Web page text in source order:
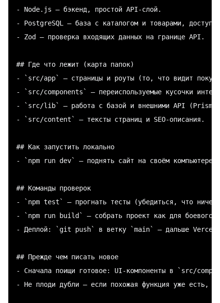
- Node.js — бэкенд, простой API-слой.
- PostgreSQL — база с каталогом и товарами, доступ
- Zod — проверка входящих данных на границе API.
## Где что лежит (карта папок)
- `src/app` — страницы и роуты (то, что видит
- `src/components` — переиспользуемые кусочки
- `src/lib` — работа с базой и внешними API (Prisma,
- `src/content` — тексты страниц и SEO-описания.
## Как запустить локально
- `npm run dev` — поднять сайт на своём компьютере
## Команды проверок
- `npm test` — прогнать тесты (убедиться, что
- `npm run build` — собрать проект как для боевого
- Деплой: `git push` в ветку `main` — дальше Vercel
## Прежде чем писать новое
- Сначала поищи готовое: UI-компоненты в `src/
- Не плоди дубли — если похожая функция уже есть,